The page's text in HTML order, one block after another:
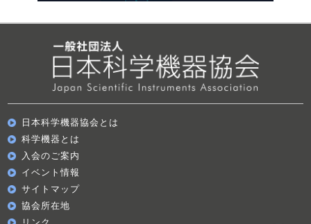
日本科学機器協会とは
科学機器とは
入会のご案内
イベント情報
サイトマップ
協会所在地